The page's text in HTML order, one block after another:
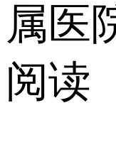
属医
阅读